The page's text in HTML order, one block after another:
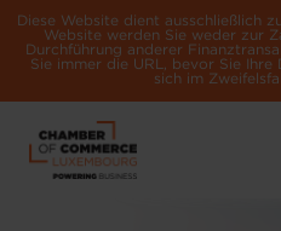
Diese Website dient ausschließlich
Website werden Sie weder zur
Durchführung anderer
Sie immer die URL, bevor Sie Ihre
sich im